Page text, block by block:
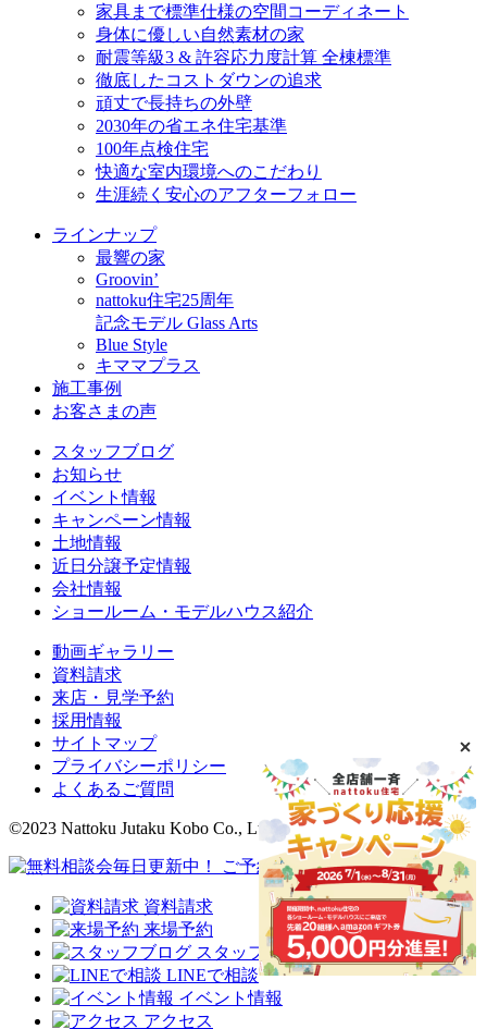
家具まで標準仕様の空間コーディネート
身体に優しい自然素材の家
耐震等級3 & 許容応力度計算 全棟標準
徹底したコストダウンの追求
頑丈で長持ちの外壁
2030年の省エネ住宅基準
100年点検住宅
快適な室内環境へのこだわり
生涯続く安心のアフターフォロー
ラインナップ
最響の家
Groovin’
nattoku住宅25周年
記念モデル Glass Arts
Blue Style
キママプラス
施工事例
お客さまの声
スタッフブログ
お知らせ
イベント情報
キャンペーン情報
土地情報
近日分譲予定情報
会社情報
ショールーム・モデルハウス紹介
動画ギャラリー
資料請求
来店・見学予約
採用情報
サイトマップ
プライバシーポリシー
よくあるご質問
©2023 Nattoku Jutaku Kobo Co., Ltd.
資料請求
来場予約
スタッフブログ
LINEで相談
イベント情報
アクセス